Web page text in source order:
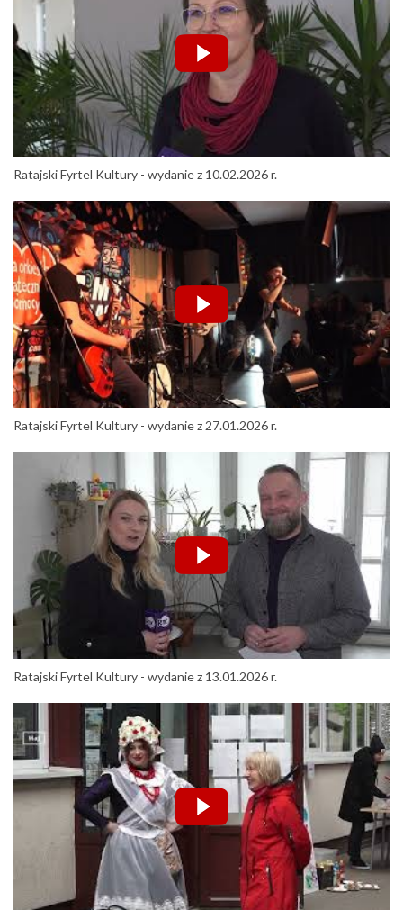
Ratajski Fyrtel Kultury - wydanie z 10.02.2026 r.
Ratajski Fyrtel Kultury - wydanie z 27.01.2026 r.
Ratajski Fyrtel Kultury - wydanie z 13.01.2026 r.